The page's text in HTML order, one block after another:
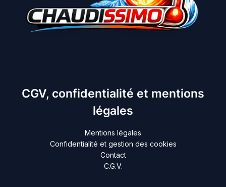
CGV, confidentialité et mentions
légales
Mentions légales
Confidentialité et gestion des cookies
Contact
C.G.V.